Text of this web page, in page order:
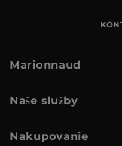
Marionnaud
Naše služby
Nakupovanie